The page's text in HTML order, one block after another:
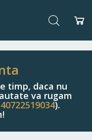
Căutare
timp, daca nu
va rugam
).